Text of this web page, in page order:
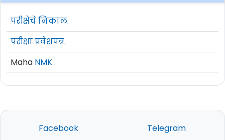
परीक्षेचे निकाल.
परीक्षा प्रवेशपत्र.
Maha NMK
Facebook Telegram